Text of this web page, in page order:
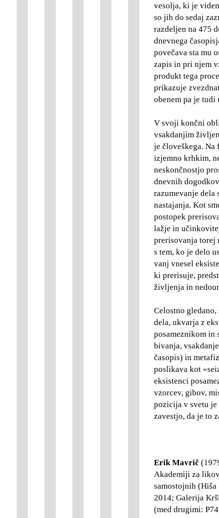
vesolja, ki je
so jih do sedaj
razdeljen na 475
dnevnega
povečava sta mu
zapis in pri njem
produkt tega
prikazuje
obenem pa je
V svoji končni
vsakdanjim
je človeškega. Na
izjemno krhkim,
neskončnostjo
dnevnih
razumevanje
nastajanja. Kot
postopek
lažje in
prerisovanja torej
s tem, ko je delo
vanj vnesel
ki prerisuje,
življenja in
Celostno gledano,
dela, ukvarja z
posameznikom in
bivanja,
časopis) in
poslikava kot
eksistenci
vzorcev, gibov,
pozicija v svetu je
zavestjo, da je to
Erik Mavrič
Akademiji za
samostojnih
2014; Galerija
(med drugimi: